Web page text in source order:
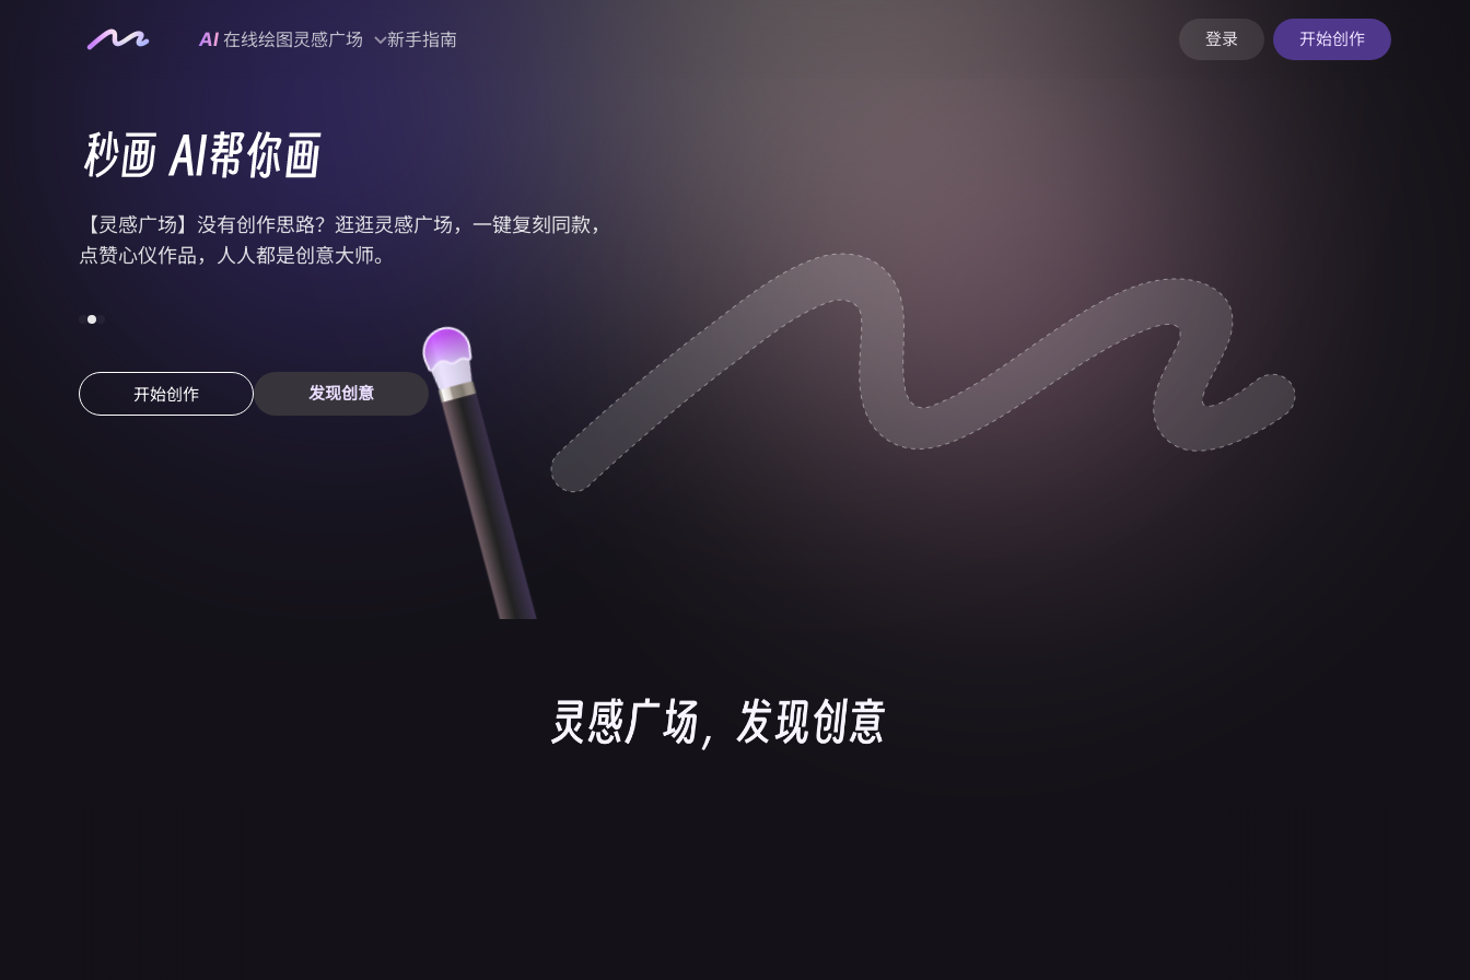
AI 在线绘图灵感广场 新手指南 登录 开始创作
【灵感广场】没有创作思路？逛逛灵感广场，一键复刻同款，
点赞心仪作品，人人都是创意大师。
开始创作 发现创意